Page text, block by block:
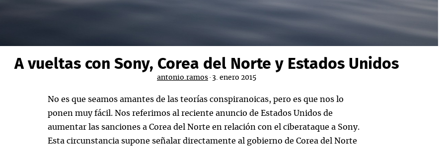
A vueltas con Sony, Corea del Norte y Estados Unidos
antonio.ramos · 3. enero 2015
No es que seamos amantes de las teorías conspiranoicas, pero es que nos lo
ponen muy fácil. Nos referimos al reciente anuncio de Estados Unidos de
aumentar las sanciones a Corea del Norte en relación con el ciberataque a Sony.
Esta circunstancia supone señalar directamente al gobierno de Corea del Norte